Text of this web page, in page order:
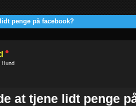
penge på facebook?
at tjene lidt penge